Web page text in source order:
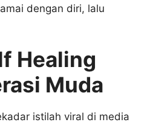
dengan diri, lalu
Healing
Muda
istilah viral di media